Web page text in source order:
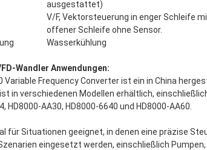
ausgestattet)
V/F, Vektorsteuerung in enger Schleife
offener Schleife ohne Sensor.
Wasserkühlung
Wandler Anwendungen:
Variable Frequency Converter ist ein in China
in verschiedenen Modellen erhältlich,
HD8000-AA30, HD8000-6640 und HD8000-AA60.
für Situationen geeignet, in denen eine präzise
eingesetzt werden, einschließlich